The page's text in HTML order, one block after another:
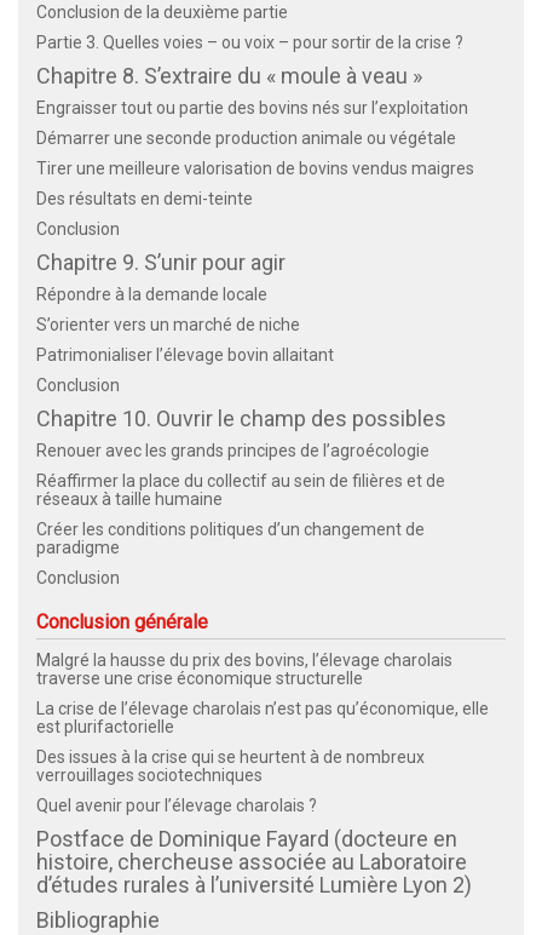
Conclusion de la deuxième partie
Partie 3. Quelles voies – ou voix – pour sortir de la crise ?
Chapitre 8. S’extraire du « moule à veau »
Engraisser tout ou partie des bovins nés sur l’exploitation
Démarrer une seconde production animale ou végétale
Tirer une meilleure valorisation de bovins vendus maigres
Des résultats en demi-teinte
Conclusion
Chapitre 9. S’unir pour agir
Répondre à la demande locale
S’orienter vers un marché de niche
Patrimonialiser l’élevage bovin allaitant
Conclusion
Chapitre 10. Ouvrir le champ des possibles
Renouer avec les grands principes de l’agroécologie
Réaffirmer la place du collectif au sein de filières et de
réseaux à taille humaine
Créer les conditions politiques d’un changement de
paradigme
Conclusion
Conclusion générale
Malgré la hausse du prix des bovins, l’élevage charolais
traverse une crise économique structurelle
La crise de l’élevage charolais n’est pas qu’économique, elle
est plurifactorielle
Des issues à la crise qui se heurtent à de nombreux
verrouillages sociotechniques
Quel avenir pour l’élevage charolais ?
Postface de Dominique Fayard (docteure en
histoire, chercheuse associée au Laboratoire
d’études rurales à l’université Lumière Lyon 2)
Bibliographie